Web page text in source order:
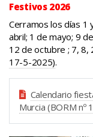
Festivos 2026
Cerramos los días 1
abril; 1 de mayo; 9
12 de octubre ; 7, 8,
17-5-2025).
Calendario
Murcia (BORM